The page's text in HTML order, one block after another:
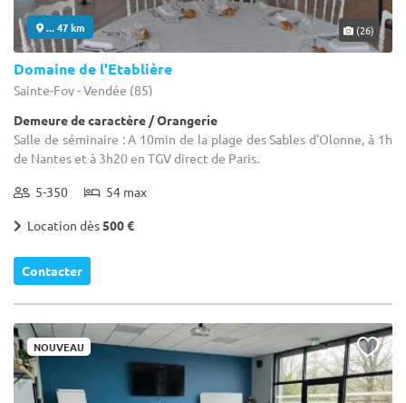
... 47 km (26)
Domaine de l'Etablière
Sainte-Foy - Vendée (85)
Demeure de caractère / Orangerie
Salle de séminaire : A 10min de la plage des Sables d'Olonne, à 1h
de Nantes et à 3h20 en TGV direct de Paris.
5-350 54 max
Location dès 500 €
Contacter
NOUVEAU